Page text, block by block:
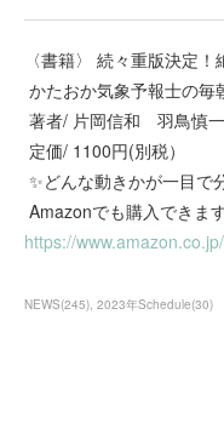
〈書籍〉 続々重版決定！
かたおか気象予報士の毎
著者/ 片岡信和 羽鳥慎
定価/ 1100円(別税）
✨どんな動きかが一目で
Amazonでも購入できま
https://
NEWS(245) 2023年Schedule(30)